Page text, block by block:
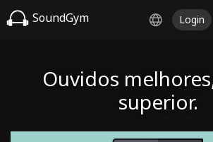
SoundGym Login
Ouvidos
superior.